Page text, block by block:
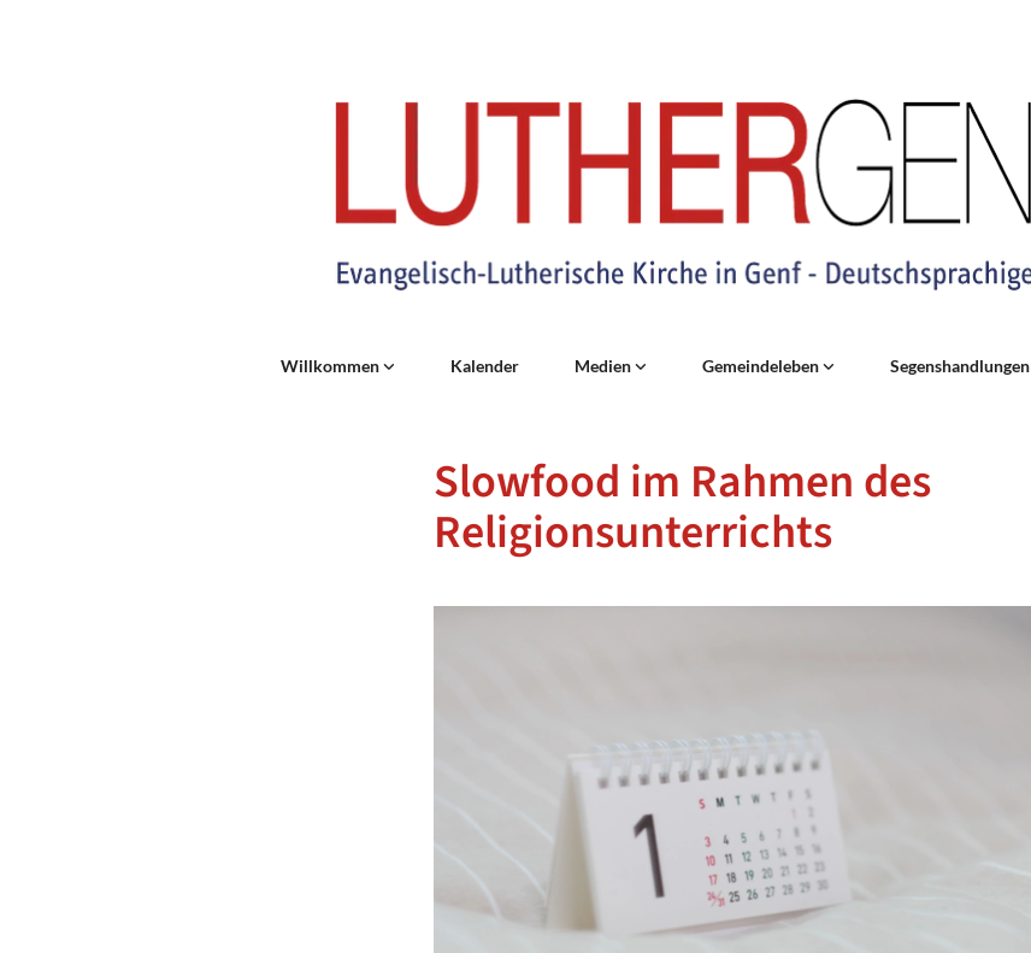
Willkommen Kalender Medien Gemeindeleben Segenshandlungen
Slowfood im Rahmen des
Religionsunterrichts